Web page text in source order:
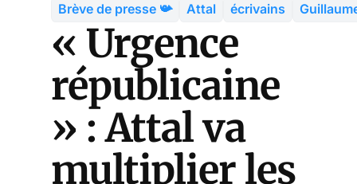
Brève de presse 📯 Attal écrivains
« Urgence
républicaine
» : Attal va
multiplier les